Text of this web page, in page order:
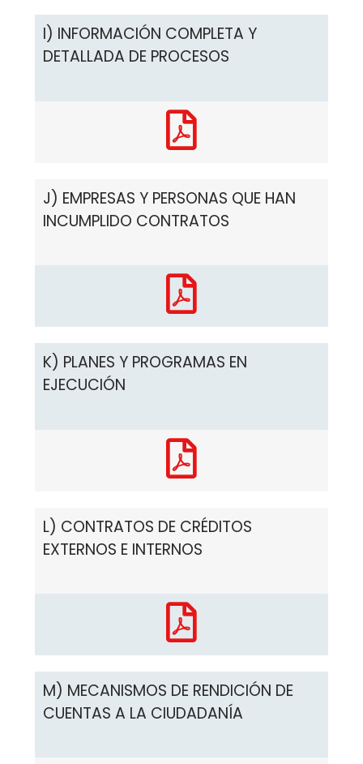
I) INFORMACIÓN COMPLETA Y
DETALLADA DE PROCESOS
J) EMPRESAS Y PERSONAS QUE HAN
INCUMPLIDO CONTRATOS
K) PLANES Y PROGRAMAS EN
EJECUCIÓN
L) CONTRATOS DE CRÉDITOS
EXTERNOS E INTERNOS
M) MECANISMOS DE RENDICIÓN DE
CUENTAS A LA CIUDADANÍA